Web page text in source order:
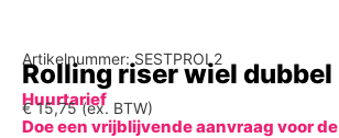
Artikelnummer: SESTPROL2
Rolling riser wiel dubbel
Huurtarief
€15,75(ex. BTW)
Doe een vrijblijvende aanvraag voor de